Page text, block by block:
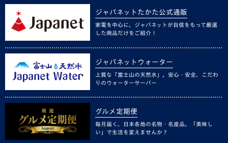
ジャパネットたかた公式通販
家電を中心に、ジャパネットが自信をもって厳選
した商品だけをご紹介！
ジャパネットウォーター
上質な「富士山の天然水」。安心・安全、こだわ
りのウォーターサーバー
グルメ定期便
毎月届く、日本各地の名物・名産品。「美味し
い」で生活を変えませんか？